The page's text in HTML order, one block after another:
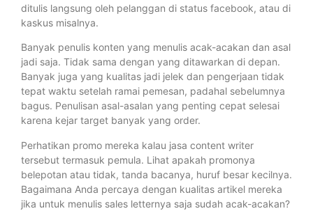
ditulis langsung oleh pelanggan di status facebook, atau di
kaskus misalnya.
Banyak penulis konten yang menulis acak-acakan dan asal
jadi saja. Tidak sama dengan yang ditawarkan di depan.
Banyak juga yang kualitas jadi jelek dan pengerjaan tidak
tepat waktu setelah ramai pemesan, padahal sebelumnya
bagus. Penulisan asal-asalan yang penting cepat selesai
karena kejar target banyak yang order.
Perhatikan promo mereka kalau jasa content writer
tersebut termasuk pemula. Lihat apakah promonya
belepotan atau tidak, tanda bacanya, huruf besar kecilnya.
Bagaimana Anda percaya dengan kualitas artikel mereka
jika untuk menulis sales letternya saja sudah acak-acakan?